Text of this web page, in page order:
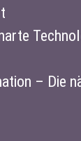
– Die